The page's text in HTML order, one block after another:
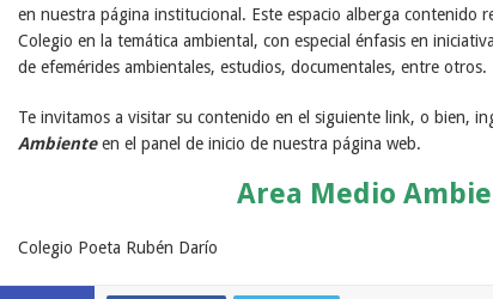
en nuestra página institucional. Este espacio alberga contenido
Colegio en la temática ambiental, con especial énfasis en
de efemérides ambientales, estudios, documentales, entre otros.
Te invitamos a visitar su contenido en el siguiente link, o bien,
Ambienteen el panel de inicio de nuestra página web.
Area Medio
Colegio Poeta Rubén Darío